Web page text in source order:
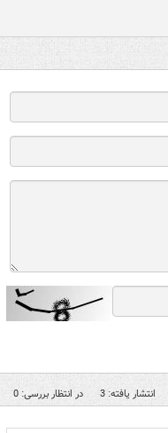
انتشار یافته: 3 در انتظار بررسی: 0